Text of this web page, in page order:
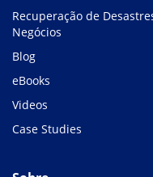
Recuperação de
Negócios
Blog
eBooks
Videos
Case Studies